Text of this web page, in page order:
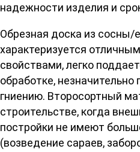
надежности изделия и
Обрезная доска из сосны/
характеризуется
свойствами, легко
обработке, незначительно
гниению. Второсортный
строительстве, когда
постройки не имеют
(возведение сараев,